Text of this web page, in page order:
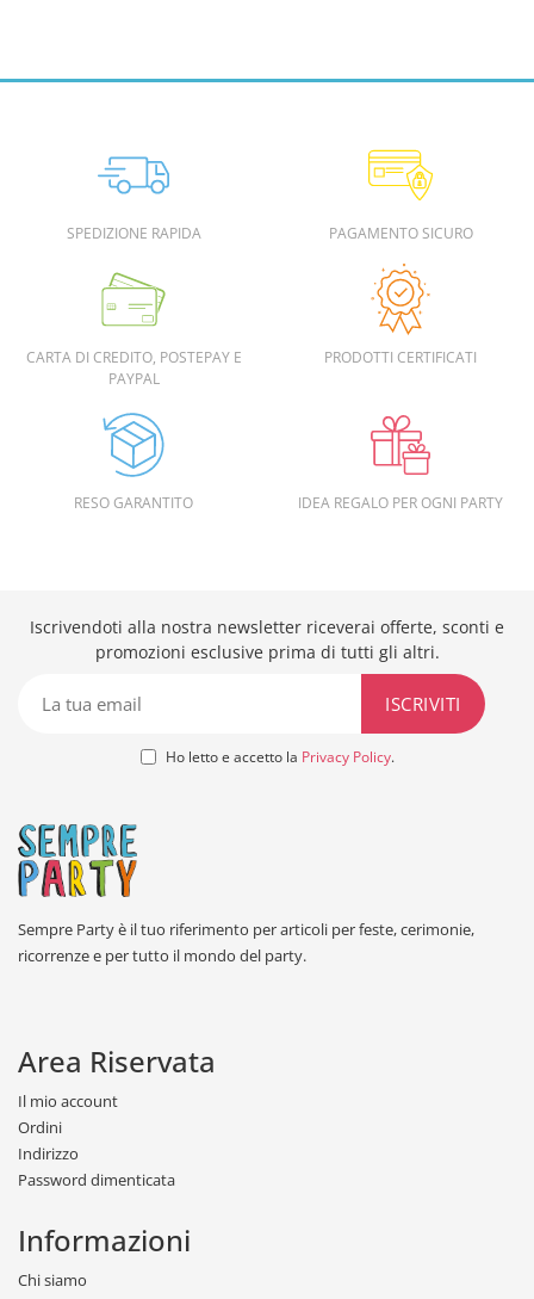
SPEDIZIONE RAPIDA PAGAMENTO SICURO
CARTA DI CREDITO, POSTEPAY E
PAYPAL
PRODOTTI CERTIFICATI
RESO GARANTITO IDEA REGALO PER OGNI PARTY
Iscrivendoti alla nostra newsletter riceverai offerte, sconti e
promozioni esclusive prima di tutti gli altri.
Ho letto e accetto la Privacy Policy.
Sempre Party è il tuo riferimento per articoli per feste, cerimonie,
ricorrenze e per tutto il mondo del party.
Area Riservata
Il mio account
Ordini
Indirizzo
Password dimenticata
Informazioni
Chi siamo